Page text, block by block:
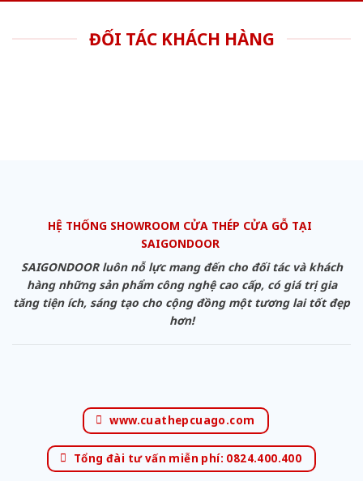
ĐỐI TÁC KHÁCH HÀNG
HỆ THỐNG SHOWROOM CỬA THÉP CỬA GỖ TẠI
SAIGONDOOR
SAIGONDOOR luôn nỗ lực mang đến cho đối tác và khách
hàng những sản phẩm công nghệ cao cấp, có giá trị gia
tăng tiện ích, sáng tạo cho cộng đồng một tương lai tốt đẹp
hơn!
www.cuathepcuago.com
Tổng đài tư vấn miễn phí: 0824.400.400